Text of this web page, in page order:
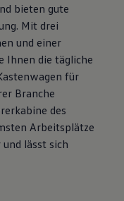
bieten gute
Mit drei
und einer
Ihnen die tägliche
für
Branche
des
Arbeitsplätze
lässt sich